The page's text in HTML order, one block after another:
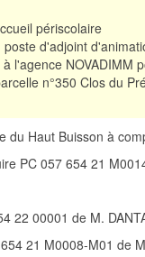
périscolaire
d'adjoint
l'agence NOVADIMM
n°350 Clos du
du Haut Buisson à
PC 057 654 21
22 00001 de M.
21 M0008-M01 de